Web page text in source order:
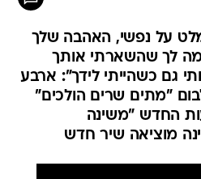
על נפשי, האהבה שלך
לך שהשארתי אותך
גם כשהייתי לידך": ארבע
"מתים שרים הולכים"
החדש "משינה